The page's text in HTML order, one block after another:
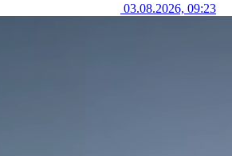
03.08.2026, 09:23